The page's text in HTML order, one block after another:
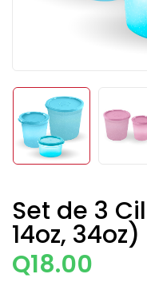
Set de 3
14oz, 34oz)
Q18.00